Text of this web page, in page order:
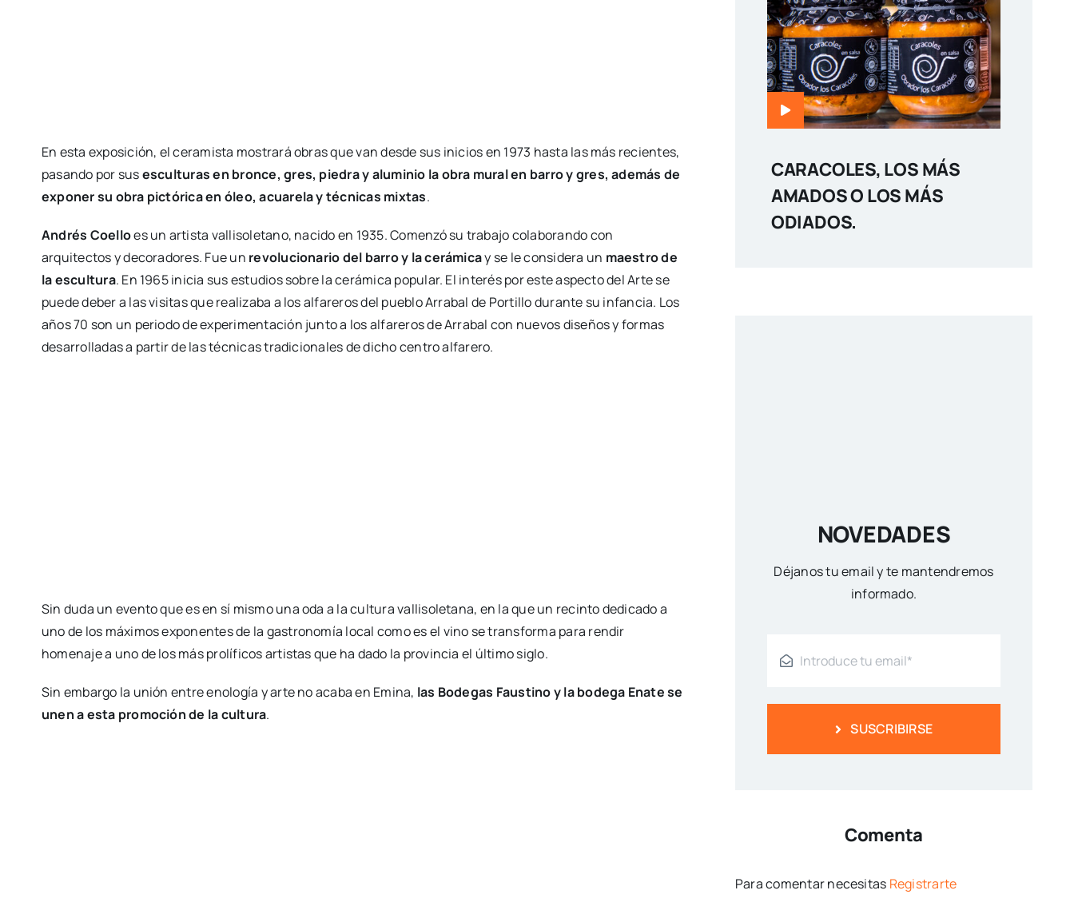
En esta exposición, el ceramista mostrará obras que van desde sus inicios en 1973 hasta las más recientes,
pasando por susesculturas en bronce, gres, piedra y aluminio la obra mural en barro y gres, además de
exponer su obra pictórica en óleo, acuarela y técnicas mixtas.
Andrés Coelloes un artista vallisoletano, nacido en 1935. Comenzó su trabajo colaborando con
arquitectos y decoradores. Fue un revolucionario del barro y la cerámicay se le considera un maestro de
la escultura. En 1965 inicia sus estudios sobre la cerámica popular. El interés por este aspecto del Arte se
puede deber a las visitas que realizaba a los alfareros del pueblo Arrabal de Portillo durante su infancia. Los
años 70 son un periodo de experimentación junto a los alfareros de Arrabal con nuevos diseños y formas
desarrolladas a partir de las técnicas tradicionales de dicho centro alfarero.
Sin duda un evento que es en sí mismo una oda a la cultura vallisoletana, en la que un recinto dedicado a
uno de los máximos exponentes de la gastronomía local como es el vino se transforma para rendir
homenaje a uno de los más prolíficos artistas que ha dado la provincia el último siglo.
Sin embargo la unión entre enología y arte no acaba en Emina, las Bodegas Faustino y la bodega Enate se
unen a esta promoción de la cultura.
CARACOLES, LOS MÁS
AMADOS O LOS MÁS
ODIADOS.
NOVEDADES
Déjanos tu email y te mantendremos
informado.
SUSCRIBIRSE
Comenta
Para comentar necesitas Registrarte